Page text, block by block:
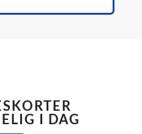
I DAG